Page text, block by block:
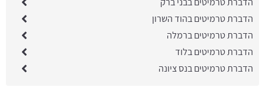
הדברת טרמיטים בהוד השרון
הדברת טרמיטים ברמלה
הדברת טרמיטים בלוד
הדברת טרמיטים בנס ציונה